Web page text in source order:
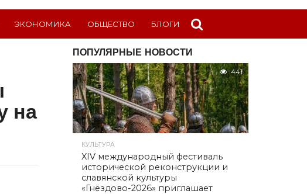
ЭКОНОМИКА ОБЩЕСТВО БЛОГИ
на
ПОПУЛЯРНЫЕ НОВОСТИ
441
КУЛЬТУРА
XIV международный фестиваль
исторической реконструкции и
славянской культуры
«Гнёздово-2026» приглашает